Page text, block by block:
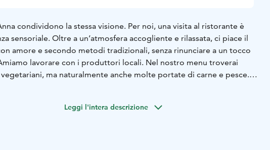
condividono la stessa visione. Per noi, una visita al ristorante è
sensoriale. Oltre a un’atmosfera accogliente e rilassata, ci piace il
amore e secondo metodi tradizionali, senza rinunciare a un tocco
lavorare con i produttori locali. Nel nostro menu troverai
ma naturalmente anche molte portate di carne e pesce...
Leggi l'intera descrizione